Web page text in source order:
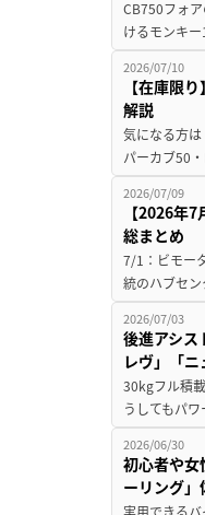
CB750フォ
けるモンキ
2026/07/10
【在庫限
解説
気になる方
パーカブ50
2026/07/09
【2026年
総まとめ
7/1：ビモー
統のハブセ
2026/07/03
後進アシス
レヴ」「
30kgフル積
うしてもパ
2026/06/30
初心者や
ーリング」
実用できる